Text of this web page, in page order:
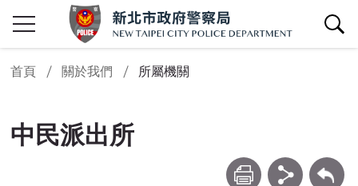
查詢區開關
首頁 關於我們 所屬機關
中民派出所
列印 分享 回上一頁